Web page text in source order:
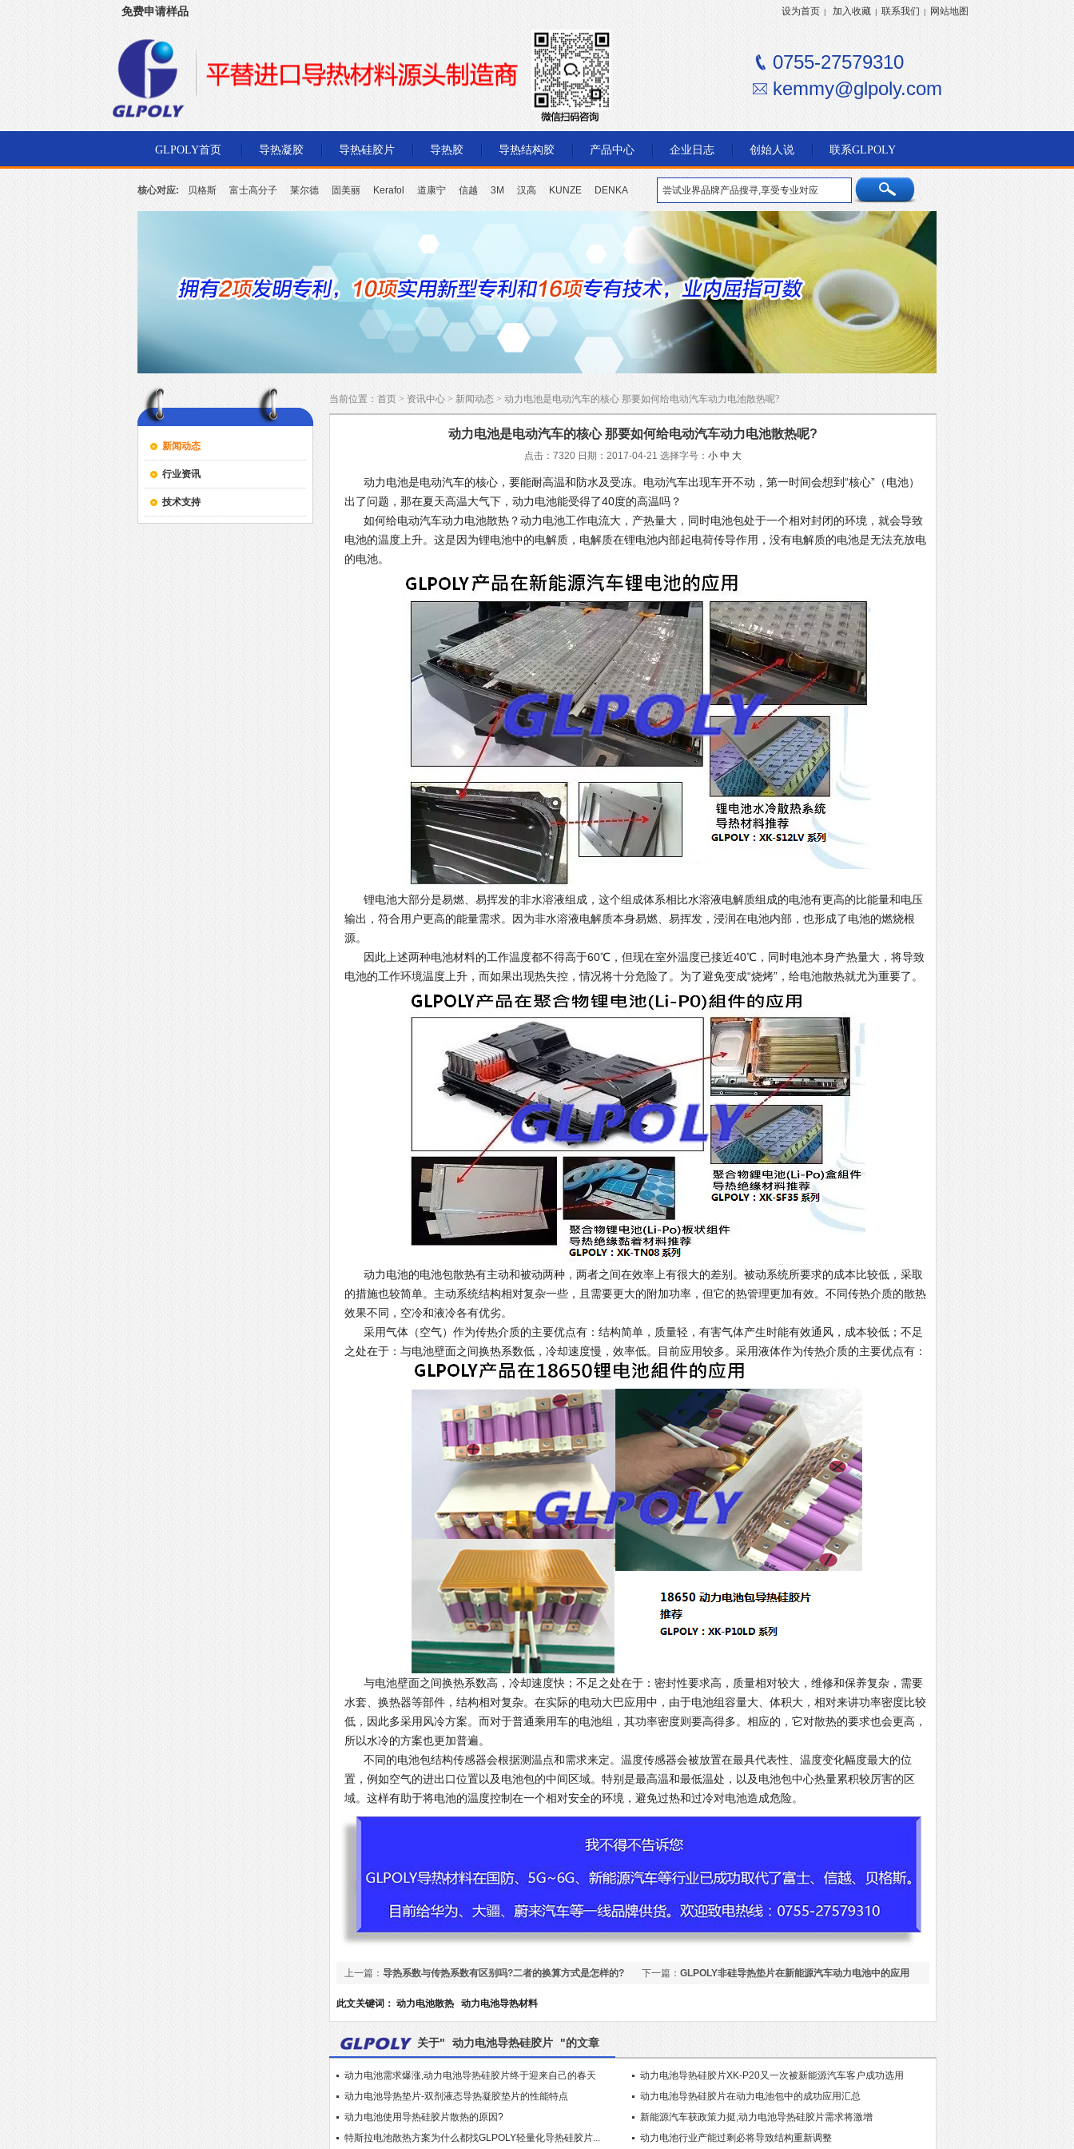
免费申请样品 设为首页 | 加入收藏 | 联系我们 | 网站地图
0755-27579310
kemmy@glpoly.com
GLPOLY首页 导热凝胶 导热硅胶片 导热胶 导热结构胶 产品中心 企业日志 创始人说 联系GLPOLY
核心对应: 贝格斯 富士高分子 莱尔德 固美丽 Kerafol 道康宁 信越 3M 汉高 KUNZE DENKA
新闻动态
行业资讯
技术支持
当前位置： 首页 > 资讯中心 > 新闻动态 > 动力电池是电动汽车的核心 那要如何给电动汽车动力电池散热呢?
动力电池是电动汽车的核心 那要如何给电动汽车动力电池散热呢?
点击：7320 日期：2017-04-21 选择字号： 小 中 大
动力电池是电动汽车的核心，要能耐高温和防水及受冻。电动汽车出现车开不动，第一时间会想到“核心”（电池）
出了问题，那在夏天高温大气下，动力电池能受得了40度的高温吗？
如何给电动汽车动力电池散热？动力电池工作电流大，产热量大，同时电池包处于一个相对封闭的环境，就会导致
电池的温度上升。这是因为锂电池中的电解质，电解质在锂电池内部起电荷传导作用，没有电解质的电池是无法充放电
的电池。
锂电池大部分是易燃、易挥发的非水溶液组成，这个组成体系相比水溶液电解质组成的电池有更高的比能量和电压
输出，符合用户更高的能量需求。因为非水溶液电解质本身易燃、易挥发，浸润在电池内部，也形成了电池的燃烧根
源。
因此上述两种电池材料的工作温度都不得高于60℃，但现在室外温度已接近40℃，同时电池本身产热量大，将导致
电池的工作环境温度上升，而如果出现热失控，情况将十分危险了。为了避免变成“烧烤”，给电池散热就尤为重要了。
动力电池的电池包散热有主动和被动两种，两者之间在效率上有很大的差别。被动系统所要求的成本比较低，采取
的措施也较简单。主动系统结构相对复杂一些，且需要更大的附加功率，但它的热管理更加有效。不同传热介质的散热
效果不同，空冷和液冷各有优劣。
采用气体（空气）作为传热介质的主要优点有：结构简单，质量轻，有害气体产生时能有效通风，成本较低；不足
之处在于：与电池壁面之间换热系数低，冷却速度慢，效率低。目前应用较多。采用液体作为传热介质的主要优点有：
与电池壁面之间换热系数高，冷却速度快；不足之处在于：密封性要求高，质量相对较大，维修和保养复杂，需要
水套、换热器等部件，结构相对复杂。在实际的电动大巴应用中，由于电池组容量大、体积大，相对来讲功率密度比较
低，因此多采用风冷方案。而对于普通乘用车的电池组，其功率密度则要高得多。相应的，它对散热的要求也会更高，
所以水冷的方案也更加普遍。
不同的电池包结构传感器会根据测温点和需求来定。温度传感器会被放置在最具代表性、温度变化幅度最大的位
置，例如空气的进出口位置以及电池包的中间区域。特别是最高温和最低温处，以及电池包中心热量累积较厉害的区
域。这样有助于将电池的温度控制在一个相对安全的环境，避免过热和过冷对电池造成危险。
上一篇： 导热系数与传热系数有区别吗?二者的换算方式是怎样的? 下一篇： GLPOLY非硅导热垫片在新能源汽车动力电池中的应用
此文关键词： 动力电池散热 动力电池导热材料
关于" 动力电池导热硅胶片 "的文章
动力电池需求爆涨,动力电池导热硅胶片终于迎来自己的春天
动力电池导热硅胶片XK-P20又一次被新能源汽车客户成功选用
动力电池导热垫片-双剂液态导热凝胶垫片的性能特点
动力电池导热硅胶片在动力电池包中的成功应用汇总
动力电池使用导热硅胶片散热的原因?
新能源汽车获政策力挺,动力电池导热硅胶片需求将激增
特斯拉电池散热方案为什么都找GLPOLY轻量化导热硅胶片...
动力电池行业产能过剩必将导致结构重新调整